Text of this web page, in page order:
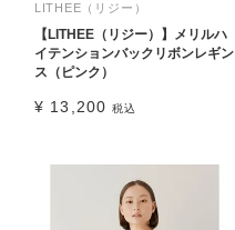
LITHEE（リジー）
【LITHEE（リジー）】メリルハ
イテンションバックリボンレギン
ス（ピンク）
¥ 13,200 税込